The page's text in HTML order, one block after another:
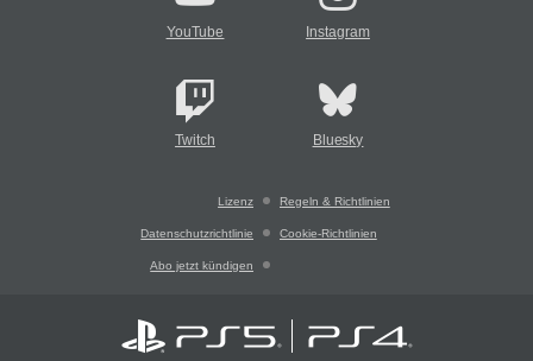
YouTube Instagram
Twitch Bluesky
Lizenz Regeln & Richtlinien
Datenschutzrichtlinie Cookie-Richtlinien
Abo jetzt kündigen